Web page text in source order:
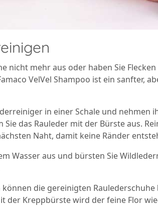
nicht mehr aus oder haben Sie
VelVel Shampoo ist ein sanfter,
in einer Schale und nehmen
das Rauleder mit der Bürste aus.
Naht, damit keine Ränder
Wasser aus und bürsten Sie
die gereinigten Raulederschuhe
der Kreppbürste wird der feine Flor